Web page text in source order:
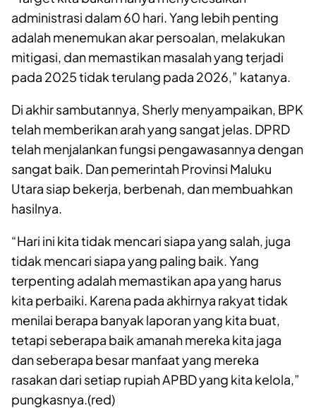
administrasi dalam 60 hari. Yang lebih penting
adalah menemukan akar persoalan, melakukan
mitigasi, dan memastikan masalah yang terjadi
pada 2025 tidak terulang pada 2026,” katanya.
Di akhir sambutannya, Sherly menyampaikan, BPK
telah memberikan arah yang sangat jelas. DPRD
telah menjalankan fungsi pengawasannya dengan
sangat baik. Dan pemerintah Provinsi Maluku
Utara siap bekerja, berbenah, dan membuahkan
hasilnya.
“Hari ini kita tidak mencari siapa yang salah, juga
tidak mencari siapa yang paling baik. Yang
terpenting adalah memastikan apa yang harus
kita perbaiki. Karena pada akhirnya rakyat tidak
menilai berapa banyak laporan yang kita buat,
tetapi seberapa baik amanah mereka kita jaga
dan seberapa besar manfaat yang mereka
rasakan dari setiap rupiah APBD yang kita kelola,”
pungkasnya.(red)